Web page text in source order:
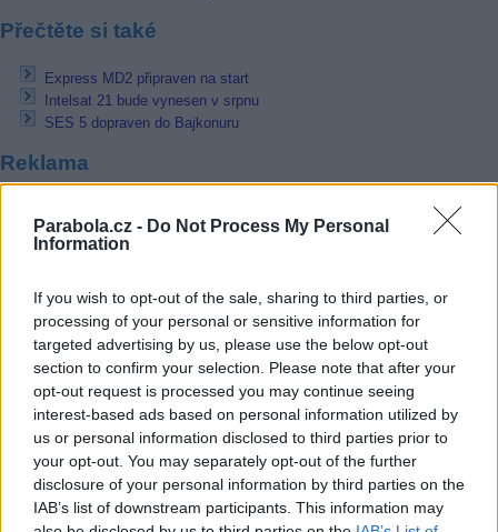
Parabola.cz - Do Not Process My Personal
Information
If you wish to opt-out of the sale, sharing to third parties, or
processing of your personal or sensitive information for
targeted advertising by us, please use the below opt-out
section to confirm your selection. Please note that after your
opt-out request is processed you may continue seeing
interest-based ads based on personal information utilized by
us or personal information disclosed to third parties prior to
your opt-out. You may separately opt-out of the further
disclosure of your personal information by third parties on the
IAB’s list of downstream participants. This information may
Přečtěte si také
Express MD2 připraven na start
Intelsat 21 bude vynesen v srpnu
SES 5 dopraven do Bajkonuru
Reklama
07.08.2026 -
07.08.2026 - Bosch Powertrain s.r.o. Jihlava • obsluha CNC strojů •
48.400 Kč • náborový bonus 50.000 Kč • příspěvek na ubytování
okres Jihlava)
07.08.2026 -Specialista pro elektronická zařízení údržby (m/ž) (tř.
Klementa 869, Mladá Boleslav II)
06.08.2026 -Bosch Powertrain s.r.o. Jihlava • CNC operátor• mzda
Kč • náborový bonus 50.000 Kč • příspěvek na ubytování (Jihlava,
Jihlava)
06.08.2026 -Bosch Powertrain s.r.o. • montážní dělník • mzda 44.700
týdenní zálohy na mzdu 2.000 Kč (Jihlava, okres Jihlava)
... další nabídky zaměstnání